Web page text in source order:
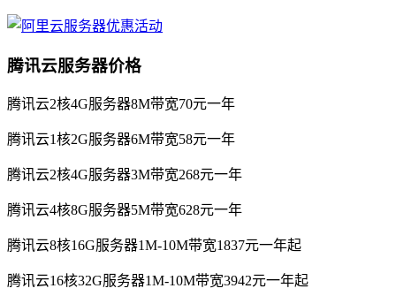
腾讯云服务器价格
腾讯云2核4G服务器8M带宽70元一年
腾讯云1核2G服务器6M带宽58元一年
腾讯云2核4G服务器3M带宽268元一年
腾讯云4核8G服务器5M带宽628元一年
腾讯云8核16G服务器1M-10M带宽1837元一年起
腾讯云16核32G服务器1M-10M带宽3942元一年起